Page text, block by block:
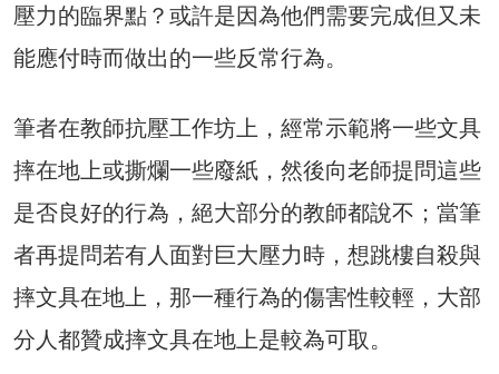
壓力的臨界點？或許是因為他們需要完成但又未
能應付時而做出的一些反常行為。
筆者在教師抗壓工作坊上，經常示範將一些文具
摔在地上或撕爛一些廢紙，然後向老師提問這些
是否良好的行為，絕大部分的教師都說不；當筆
者再提問若有人面對巨大壓力時，想跳樓自殺與
摔文具在地上，那一種行為的傷害性較輕，大部
分人都贊成摔文具在地上是較為可取。